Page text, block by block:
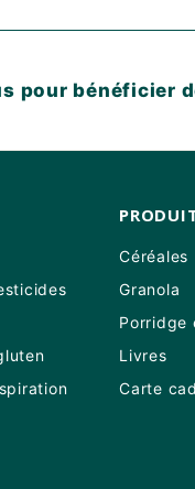
pour bénéficier
Céréales
Granola
Porridge
Livres
Carte